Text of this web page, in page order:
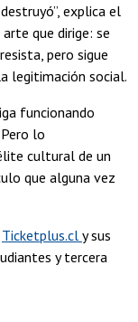
explica el
que dirige: se
pero sigue
legitimación social.
funcionando
lo
cultural de un
que alguna vez
Ticketplus.cl y sus
y tercera